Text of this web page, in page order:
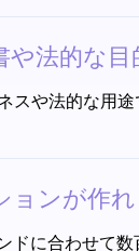
法的な目
スや法的な用
ョンが作れ
ドに合わせて